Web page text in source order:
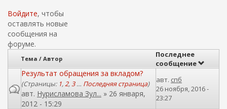
а
п
о
и
а
Войдите, чтобы
оставлять новые
сообщения на
форуме.
Тема / Автор
Последнее
сообщение
Результат обращения за вкладом?
(Страницы: 1,2,3… Последняя страница)
авт. Нурисламова Зул... » 26 января,
2012 - 15:29
авт. спб
26 ноября, 2016 -
23:27